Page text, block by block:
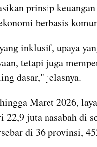
prinsip
berbasis
inklusif, upaya
tetapi juga
dasar," jelasnya.
Maret 2026,
juta nasabah di
di 36 provinsi,